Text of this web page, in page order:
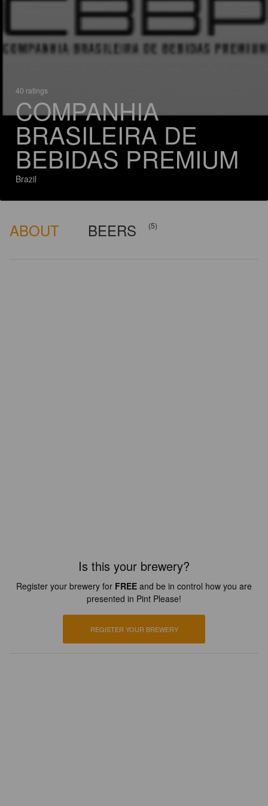
40 ratings
COMPANHIA
BRASILEIRA DE
BEBIDAS PREMIUM
Brazil
ABOUT BEERS (5)
Is this your brewery?
Register your brewery for FREE and be in control how you are
presented in Pint Please!
REGISTER YOUR BREWERY